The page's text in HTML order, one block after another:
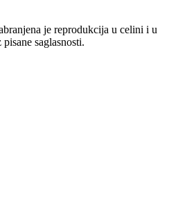
je reprodukcija u celini i u
saglasnosti.